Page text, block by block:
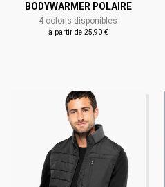
BODYWARMER POLAIRE
4 coloris disponibles
à partir de 25,90 €